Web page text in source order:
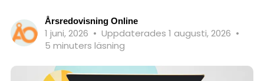
Årsredovisning Online
1 juni, 2026 • Uppdaterades 1 augusti, 2026 •
5 minuters läsning